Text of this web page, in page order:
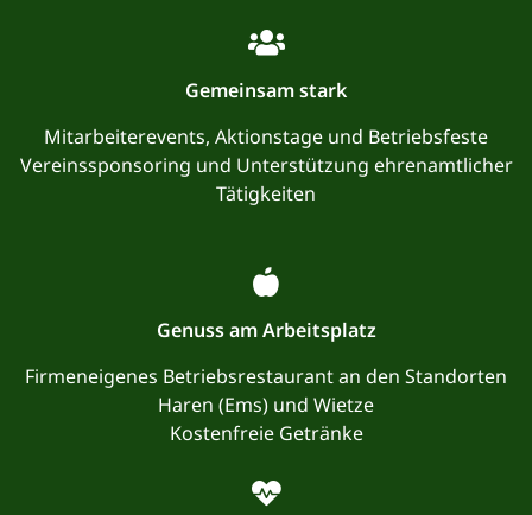
Gemeinsam stark
Mitarbeiterevents, Aktionstage und Betriebsfeste
Vereinssponsoring und Unterstützung ehrenamtlicher
Tätigkeiten
Genuss am Arbeitsplatz
Firmeneigenes Betriebsrestaurant an den Standorten
Haren (Ems) und Wietze
Kostenfreie Getränke